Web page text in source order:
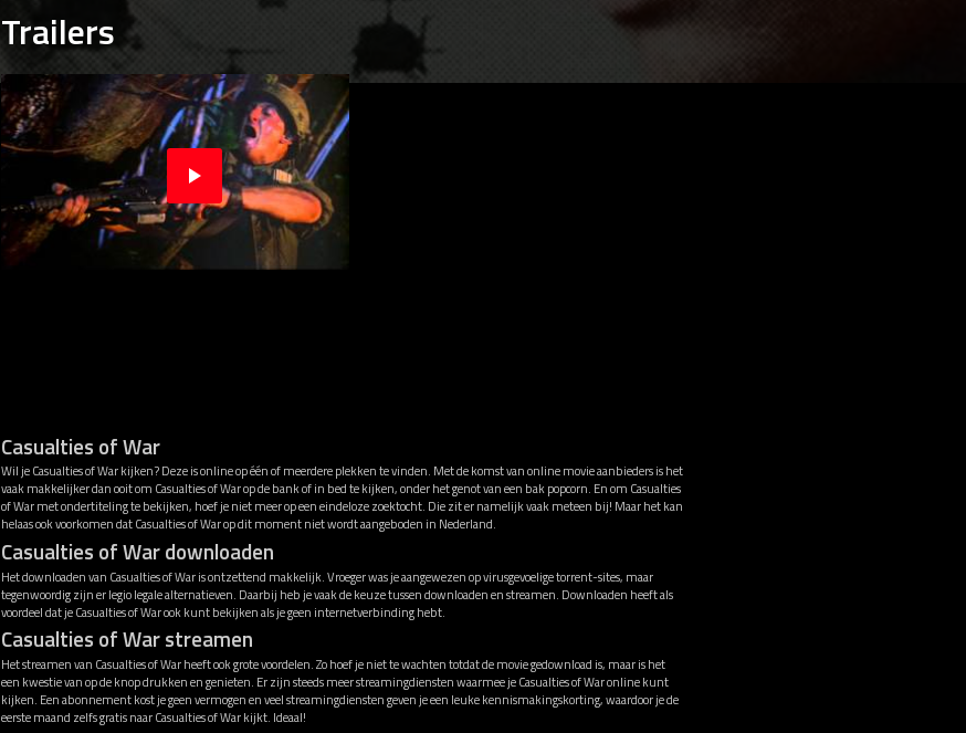
Trailers
Casualties of War
Wil je Casualties of War kijken? Deze is online op één of meerdere plekken te vinden. Met de komst van online movie aanbieders is het
vaak makkelijker dan ooit om Casualties of War op de bank of in bed te kijken, onder het genot van een bak popcorn. En om Casualties
of War met ondertiteling te bekijken, hoef je niet meer op een eindeloze zoektocht. Die zit er namelijk vaak meteen bij! Maar het kan
helaas ook voorkomen dat Casualties of War op dit moment niet wordt aangeboden in Nederland.
Casualties of War downloaden
Het downloaden van Casualties of War is ontzettend makkelijk. Vroeger was je aangewezen op virusgevoelige torrent-sites, maar
tegenwoordig zijn er legio legale alternatieven. Daarbij heb je vaak de keuze tussen downloaden en streamen. Downloaden heeft als
voordeel dat je Casualties of War ook kunt bekijken als je geen internetverbinding hebt.
Casualties of War streamen
Het streamen van Casualties of War heeft ook grote voordelen. Zo hoef je niet te wachten totdat de movie gedownload is, maar is het
een kwestie van op de knop drukken en genieten. Er zijn steeds meer streamingdiensten waarmee je Casualties of War online kunt
kijken. Een abonnement kost je geen vermogen en veel streamingdiensten geven je een leuke kennismakingskorting, waardoor je de
eerste maand zelfs gratis naar Casualties of War kijkt. Ideaal!